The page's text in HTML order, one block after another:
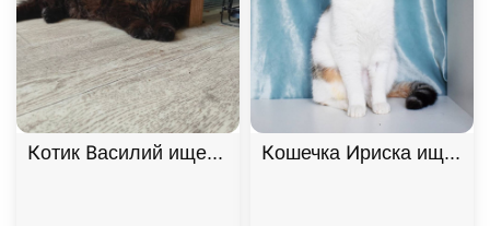
Котик Василий ищет дом. В дар!, Черный,
Кошечка Ириска ищет